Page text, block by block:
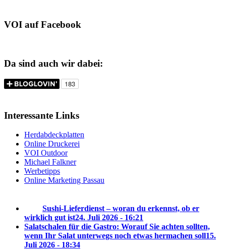
VOI auf Facebook
Da sind auch wir dabei:
Interessante Links
Herdabdeckplatten
Online Druckerei
VOI Outdoor
Michael Falkner
Werbetipps
Online Marketing Passau
Sushi-Lieferdienst – woran du erkennst, ob er
wirklich gut ist24. Juli 2026 - 16:21
Salatschalen für die Gastro: Worauf Sie achten sollten,
wenn Ihr Salat unterwegs noch etwas hermachen soll15.
Juli 2026 - 18:34